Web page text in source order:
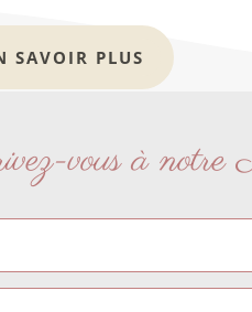
SAVOIR PLUS
vous à notre